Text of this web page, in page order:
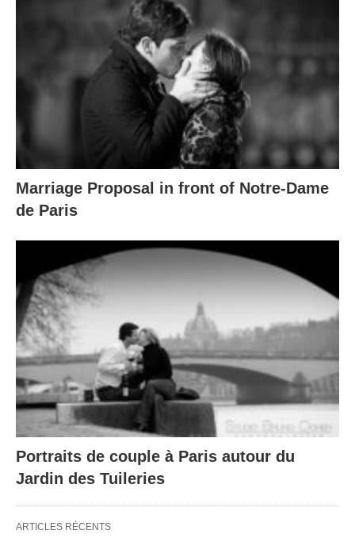
Marriage Proposal in front of Notre-Dame
de Paris
Portraits de couple à Paris autour du
Jardin des Tuileries
ARTICLES RÉCENTS